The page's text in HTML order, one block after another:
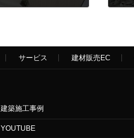
サービス 建材販売EC
建築施工事例
YOUTUBE